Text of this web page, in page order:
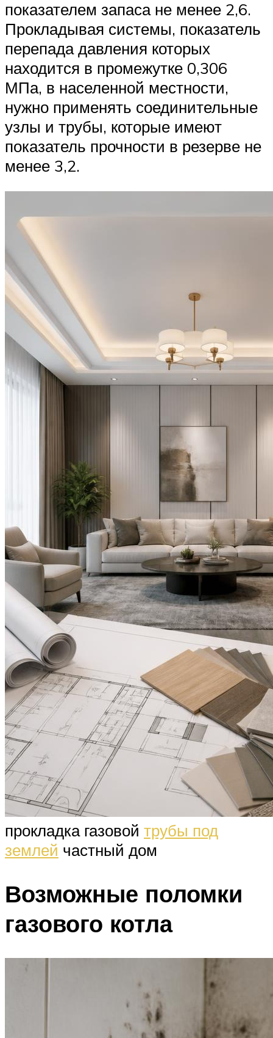
показателем запаса не менее 2,6.
Прокладывая системы, показатель
перепада давления которых
находится в промежутке 0,306
МПа, в населенной местности,
нужно применять соединительные
узлы и трубы, которые имеют
показатель прочности в резерве не
менее 3,2.
прокладка газовой трубы под
землей частный дом
Возможные поломки
газового котла